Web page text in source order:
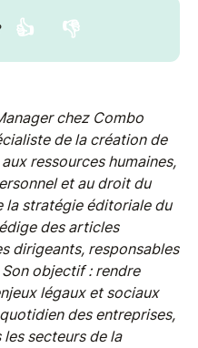
👍 👎
chez Combo
de la création de
ressources humaines,
et au droit du
la stratégie éditoriale du
des articles
dirigeants, responsables
objectif : rendre
légaux et sociaux
des entreprises,
secteurs de la